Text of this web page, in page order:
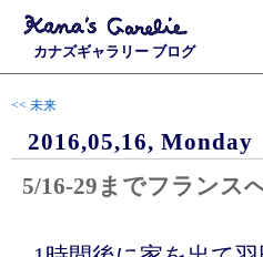
カナズギャラリー ブログ
<< 未来
2016,05,16, Monday
5/16-29までフランス